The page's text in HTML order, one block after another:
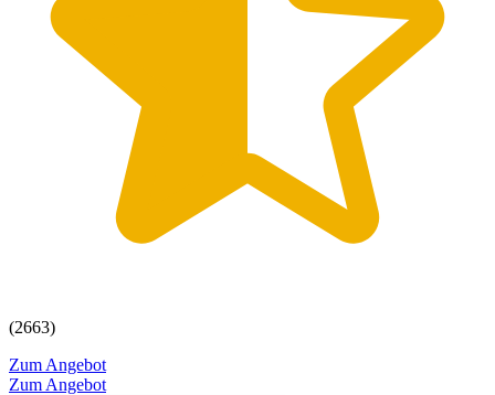
(2663)
Zum Angebot
Zum Angebot